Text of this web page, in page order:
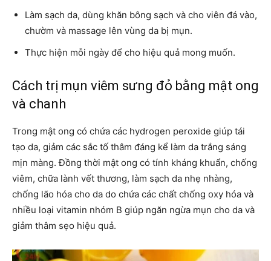
Làm sạch da, dùng khăn bông sạch và cho viên đá vào,
chườm và massage lên vùng da bị mụn.
Thực hiện mỗi ngày để cho hiệu quả mong muốn.
Cách trị mụn viêm sưng đỏ bằng mật ong
và chanh
Trong mật ong có chứa các hydrogen peroxide giúp tái
tạo da, giảm các sắc tố thâm đáng kể làm da trắng sáng
mịn màng. Đồng thời mật ong có tính kháng khuẩn, chống
viêm, chữa lành vết thương, làm sạch da nhẹ nhàng,
chống lão hóa cho da do chứa các chất chống oxy hóa và
nhiều loại vitamin nhóm B giúp ngăn ngừa mụn cho da và
giảm thâm sẹo hiệu quả.